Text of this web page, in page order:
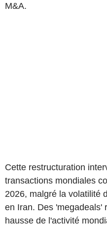
M&A.
Cette restructuration
transactions mondiales
2026, malgré la volatilité
en Iran. Des 'megadeals'
hausse de l'activité